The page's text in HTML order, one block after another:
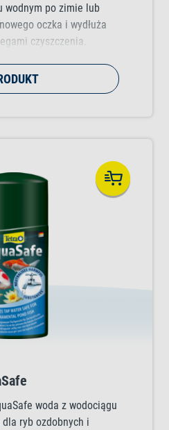
wodnym po zimie lub
oczka i wydłuża
czyszczenia.
szkodliwe
czyszczące, które
woda z wodociągu
ryb ozdobnych i